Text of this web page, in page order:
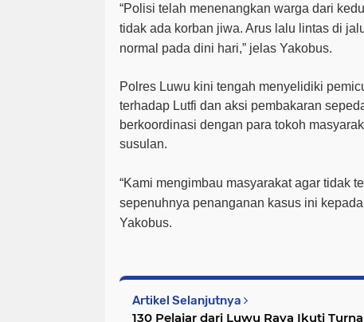
“Polisi telah menenangkan warga dari
tidak ada korban jiwa. Arus lalu lintas di
normal pada dini hari,” jelas Yakobus.
Polres Luwu kini tengah menyelidiki
terhadap Lutfi dan aksi pembakaran
berkoordinasi dengan para tokoh
susulan.
“Kami mengimbau masyarakat agar tidak
sepenuhnya penanganan kasus ini
Yakobus.
Artikel Selanjutnya
130 Pelajar dari Luwu Raya Ikuti